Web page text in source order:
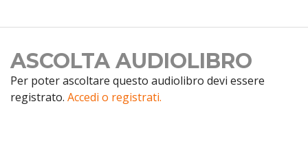
ASCOLTA AUDIOLIBRO
Per poter ascoltare questo audiolibro devi essere
registrato. Accedi o registrati.